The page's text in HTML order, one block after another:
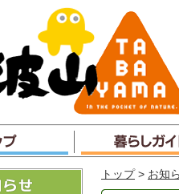
トップ > お知